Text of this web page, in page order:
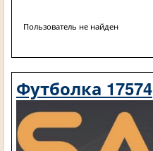
Пользователь не найден
Футболка 17574